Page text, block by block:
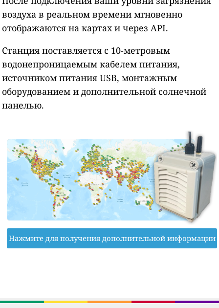
воздуха в реальном времени мгновенно
отображаются на картах и через API.
Станция поставляется с 10-метровым
водонепроницаемым кабелем питания,
источником питания USB, монтажным
оборудованием и дополнительной солнечной
панелью.
Нажмите для получения дополнительной информации